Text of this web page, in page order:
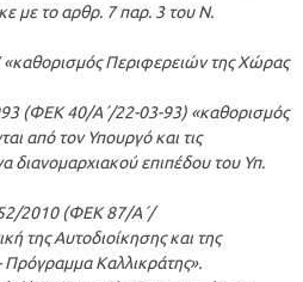
με το αρθρ. 7 παρ. 3 του Ν.
«καθορισμός Περιφερειών της Χώρας
(ΦΕΚ 40/Α΄/22-03-93) «καθορισμός
από τον Υπουργό και τις
διανομαρχιακού επιπέδου του Υπ.
2010 (ΦΕΚ 87/Α΄/
της Αυτοδιοίκησης και της
Καλλικράτης».